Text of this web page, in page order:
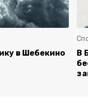
в Шебекино
В